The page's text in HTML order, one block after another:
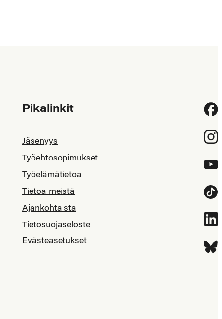
Pikalinkit
Jäsenyys
Työehtosopimukset
Työelämätietoa
Tietoa meistä
Ajankohtaista
Tietosuojaseloste
Evästeasetukset